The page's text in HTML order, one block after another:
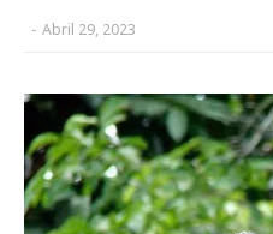
- Abril 29, 2023